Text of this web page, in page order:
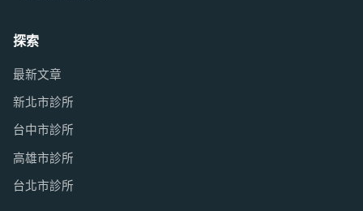
探索
最新文章
新北市診所
台中市診所
高雄市診所
台北市診所